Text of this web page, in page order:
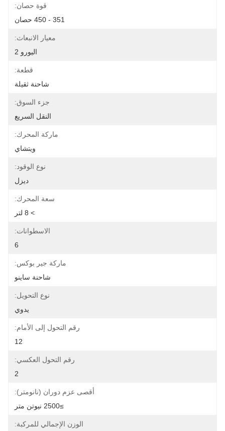
قوة حصان:
351 - 450 حصان
معيار الانبعاث:
اليورو 2
قطعة:
شاحنة ثقيلة
جزء السوق:
النقل السريع
ماركة المحرك:
ويتشاي
نوع الوقود:
ديزل
سعة المحرك:
> 8 لتر
الاسطوانات:
6
ماركة جير بوكس:
شاحنة ساينو
نوع التحويل:
يدوي
رقم التحول إلى الأمام:
12
رقم التحول العكسي:
2
أقصى عزم دوران (نانومتر):
≥2500 نيوتن متر
الوزن الإجمالي للمركبة: